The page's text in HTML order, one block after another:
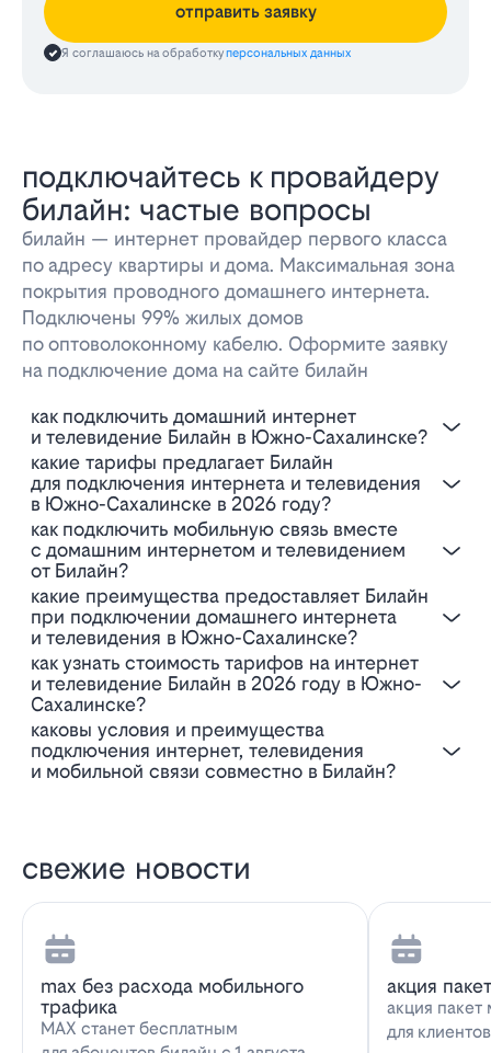
отправить заявку
Я соглашаюсь на обработкуперсональных данных
подключайтесь к провайдеру
билайн: частые вопросы
билайн — интернет провайдер первого класса
по адресу квартиры и дома. Максимальная зона
покрытия проводного домашнего интернета.
Подключены 99% жилых домов
по оптоволоконному кабелю. Оформите заявку
на подключение дома на сайте билайн
Как подключить домашний интернет
и телевидение Билайн в Южно-Сахалинске?
Какие тарифы предлагает Билайн
для подключения интернета и телевидения
в Южно-Сахалинске в 2026 году?
Как подключить мобильную связь вместе
с домашним интернетом и телевидением
от Билайн?
Какие преимущества предоставляет Билайн
при подключении домашнего интернета
и телевидения в Южно-Сахалинске?
Как узнать стоимость тарифов на интернет
и телевидение Билайн в 2026 году в Южно-
Сахалинске?
Каковы условия и преимущества
подключения интернет, телевидения
и мобильной связи совместно в Билайн?
свежие новости
max без расхода мобильного
трафика
MAX станет бесплатным
акция
акция пакет
для